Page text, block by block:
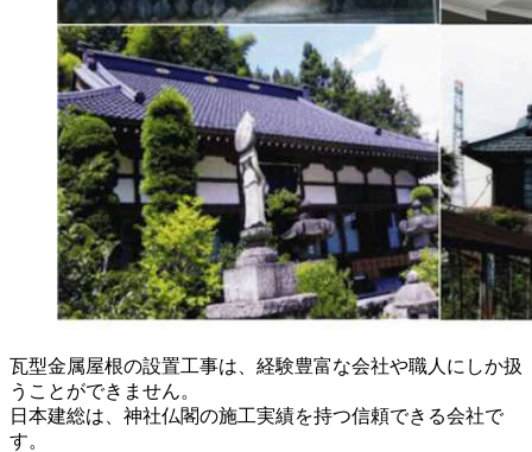
瓦型金属屋根の設置工事は、経験豊富な会社や職人にしか扱
うことができません。
日本建総は、神社仏閣の施工実績を持つ信頼できる会社で
す。